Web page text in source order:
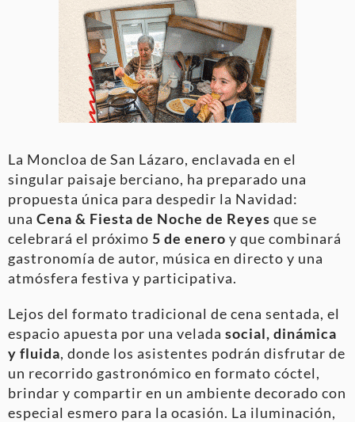
La Moncloa de San Lázaro, enclavada en el
singular paisaje berciano, ha preparado una
propuesta única para despedir la Navidad:
una Cena & Fiesta de Noche de Reyes que se
celebrará el próximo 5 de enero y que combinará
gastronomía de autor, música en directo y una
atmósfera festiva y participativa.
Lejos del formato tradicional de cena sentada, el
espacio apuesta por una velada social, dinámica
y fluida, donde los asistentes podrán disfrutar de
un recorrido gastronómico en formato cóctel,
brindar y compartir en un ambiente decorado con
especial esmero para la ocasión. La iluminación,